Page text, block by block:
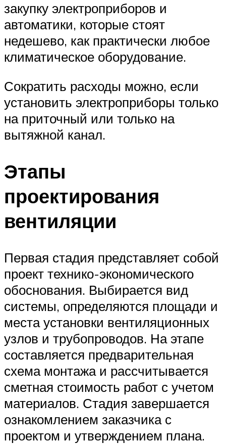
закупку электроприборов и
автоматики, которые стоят
недешево, как практически любое
климатическое оборудование.
Сократить расходы можно, если
установить электроприборы только
на приточный или только на
вытяжной канал.
Этапы
проектирования
вентиляции
Первая стадия представляет собой
проект технико-экономического
обоснования. Выбирается вид
системы, определяются площади и
места установки вентиляционных
узлов и трубопроводов. На этапе
составляется предварительная
схема монтажа и рассчитывается
сметная стоимость работ с учетом
материалов. Стадия завершается
ознакомлением заказчика с
проектом и утверждением плана.